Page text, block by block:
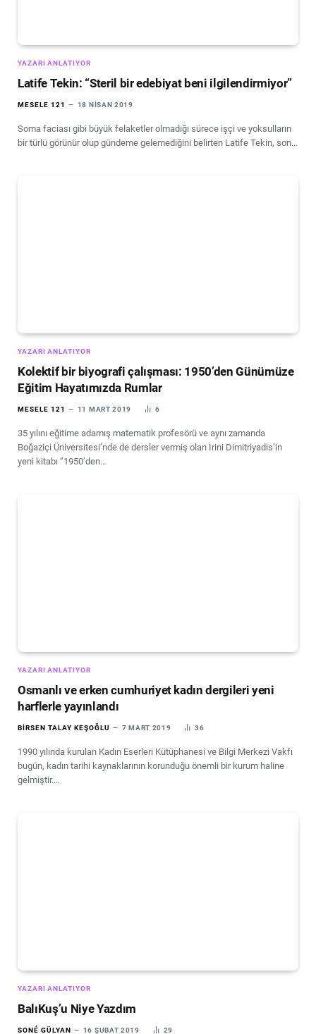
YAZARI ANLATIYOR
Latife Tekin: “Steril bir edebiyat beni ilgilendirmiyor”
MESELE 121 18 NISAN 2019
Soma faciası gibi büyük felaketler olmadığı sürece işçi ve yoksulların
bir türlü görünür olup gündeme gelemediğini belirten Latife Tekin, son…
YAZARI ANLATIYOR
Kolektif bir biyografi çalışması: 1950’den Günümüze
Eğitim Hayatımızda Rumlar
MESELE 121 11 MART 2019 6
35 yılını eğitime adamış matematik profesörü ve aynı zamanda
Boğaziçi Üniversitesi’nde de dersler vermiş olan İrini Dimitriyadis’in
yeni kitabı ‘’1950’den…
YAZARI ANLATIYOR
Osmanlı ve erken cumhuriyet kadın dergileri yeni
harflerle yayınlandı
BIRSEN TALAY KEŞOĞLU 7 MART 2019 36
1990 yılında kurulan Kadın Eserleri Kütüphanesi ve Bilgi Merkezi Vakfı
bugün, kadın tarihi kaynaklarının korunduğu önemli bir kurum haline
gelmiştir.…
YAZARI ANLATIYOR
BalıKuş’u Niye Yazdım
SONÉ GÜLYAN 16 ŞUBAT 2019 29